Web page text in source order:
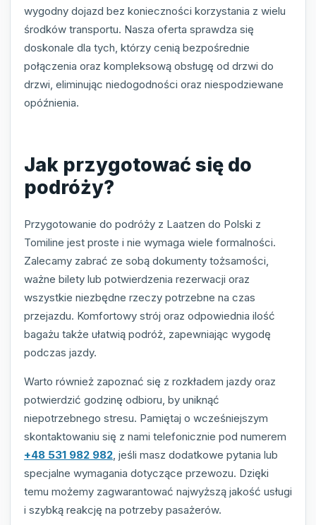
wygodny dojazd bez konieczności korzystania z wielu
środków transportu. Nasza oferta sprawdza się
doskonale dla tych, którzy cenią bezpośrednie
połączenia oraz kompleksową obsługę od drzwi do
drzwi, eliminując niedogodności oraz niespodziewane
opóźnienia.
Jak przygotować się do
podróży?
Przygotowanie do podróży z Laatzen do Polski z
Tomiline jest proste i nie wymaga wiele formalności.
Zalecamy zabrać ze sobą dokumenty tożsamości,
ważne bilety lub potwierdzenia rezerwacji oraz
wszystkie niezbędne rzeczy potrzebne na czas
przejazdu. Komfortowy strój oraz odpowiednia ilość
bagażu także ułatwią podróż, zapewniając wygodę
podczas jazdy.
Warto również zapoznać się z rozkładem jazdy oraz
potwierdzić godzinę odbioru, by uniknąć
niepotrzebnego stresu. Pamiętaj o wcześniejszym
skontaktowaniu się z nami telefonicznie pod numerem
+48 531 982 982 , jeśli masz dodatkowe pytania lub
specjalne wymagania dotyczące przewozu. Dzięki
temu możemy zagwarantować najwyższą jakość usługi
i szybką reakcję na potrzeby pasażerów.